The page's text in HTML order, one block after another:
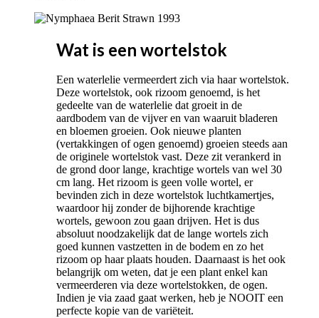
Wat is een wortelstok
Een waterlelie vermeerdert zich via haar wortelstok.
Deze wortelstok, ook rizoom genoemd, is het
gedeelte van de waterlelie dat groeit in de
aardbodem van de vijver en van waaruit bladeren
en bloemen groeien. Ook nieuwe planten
(vertakkingen of ogen genoemd) groeien steeds aan
de originele wortelstok vast. Deze zit verankerd in
de grond door lange, krachtige wortels van wel 30
cm lang. Het rizoom is geen volle wortel, er
bevinden zich in deze wortelstok luchtkamertjes,
waardoor hij zonder de bijhorende krachtige
wortels, gewoon zou gaan drijven. Het is dus
absoluut noodzakelijk dat de lange wortels zich
goed kunnen vastzetten in de bodem en zo het
rizoom op haar plaats houden. Daarnaast is het ook
belangrijk om weten, dat je een plant enkel kan
vermeerderen via deze wortelstokken, de ogen.
Indien je via zaad gaat werken, heb je NOOIT een
perfecte kopie van de variëteit.